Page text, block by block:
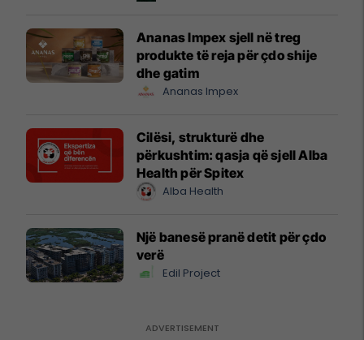
Ananas Impex sjell në treg
produkte të reja për çdo shije
dhe gatim
Ananas Impex
Cilësi, strukturë dhe
përkushtim: qasja që sjell Alba
Health për Spitex
Alba Health
Një banesë pranë detit për çdo
verë
Edil Project